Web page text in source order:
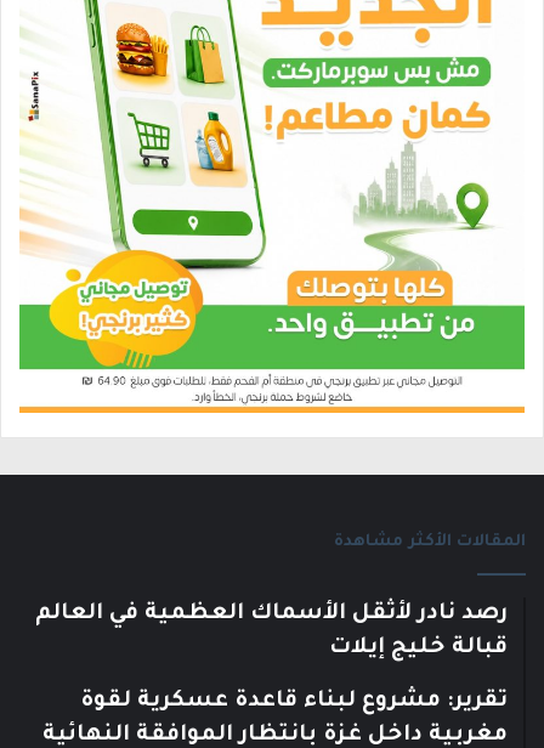
المقالات الأكثر مشاهدة
رصد نادر لأثقل الأسماك العظمية في العالم
قبالة خليج إيلات
تقرير: مشروع لبناء قاعدة عسكرية لقوة
مغربية داخل غزة بانتظار الموافقة النهائية